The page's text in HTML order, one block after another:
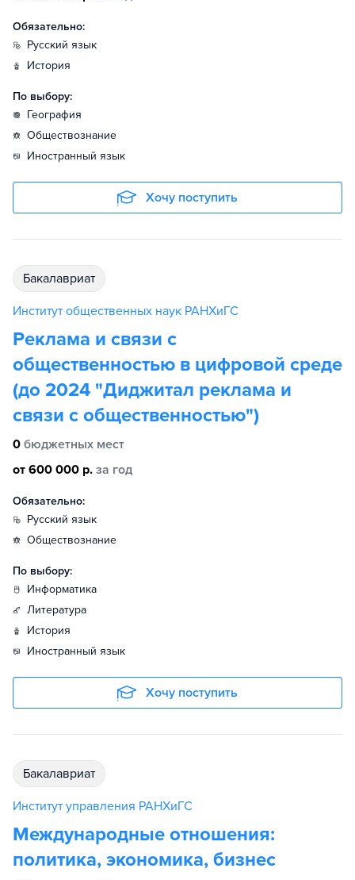
Обязательно:
русский язык
история
По выбору:
география
обществознание
иностранный язык
Хочу поступить
бакалавриат
Институт общественных наук РАНХиГС
Реклама и связи с
общественностью в цифровой среде
(до 2024 "Диджитал реклама и
связи с общественностью")
0 бюджетных мест
от 600 000 р. за год
Обязательно:
русский язык
обществознание
По выбору:
информатика
литература
история
иностранный язык
Хочу поступить
бакалавриат
Институт управления РАНХиГС
Международные отношения:
политика, экономика, бизнес